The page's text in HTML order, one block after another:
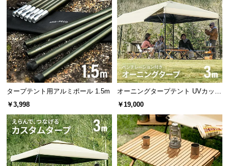
o.,
タープテント用アルミポール 1.5m
￥3,998
オーニングタープテント UVカット
風に強い 防水 新開発のブラックコ
￥19,000